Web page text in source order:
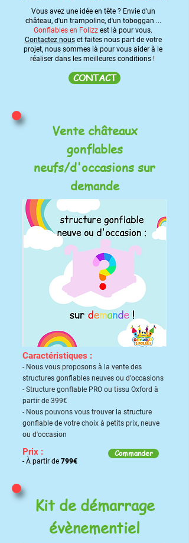
Vous avez une idée en tête ? Envie d'un
château, d'un trampoline, d'un toboggan ...
Gonflables en Folizz est là pour vous.
Contactez nouset faites nous part de votre
projet, nous sommes là pour vous aider à le
réaliser dans les meilleures conditions !
CONTACT
Vente châteaux
gonflables
neufs/d'occasions sur
demande
Caractéristiques :
- Nous vous proposons à la vente des
structures gonflables neuves ou d'occasions
- Structure gonflable PRO ou tissu Oxford à
partir de 399€
- Nous pouvons vous trouver la structure
gonflable de votre choix à petits prix, neuve
ou d'occasion
Prix :
- À partir de 799€
Commander
Kit de démarrage
évènementiel